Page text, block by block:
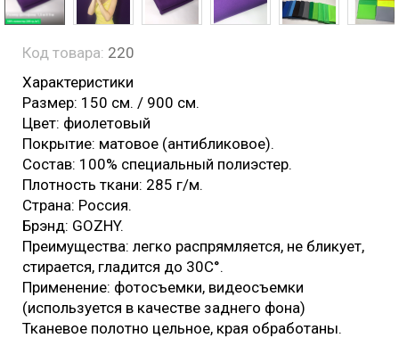
Код товара: 220
Характеристики
Размер: 150 см. / 900 см.
Цвет: фиолетовый
Покрытие: матовое (антибликовое).
Состав: 100% специальный полиэстер.
Плотность ткани: 285 г/м.
Страна: Россия.
Брэнд: GOZHY.
Преимущества: легко распрямляется, не бликует,
стирается, гладится до 30С°.
Применение: фотосъемки, видеосъемки
(используется в качестве заднего фона)
Тканевое полотно цельное, края обработаны.